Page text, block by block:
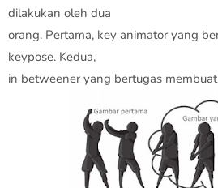
dilakukan oleh dua
orang. Pertama, key animator yang
keypose. Kedua,
in betweener yang bertugas